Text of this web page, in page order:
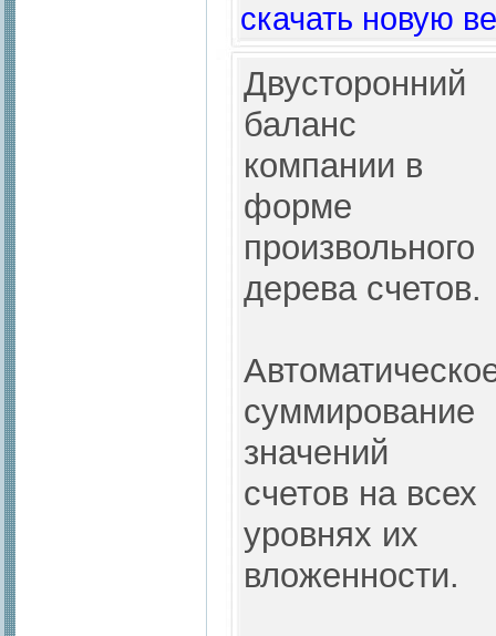
скачать новую
Двусторонний
баланс
компании в
форме
произвольного
дерева счетов.
суммирование
значений
счетов на всех
уровнях их
вложенности.